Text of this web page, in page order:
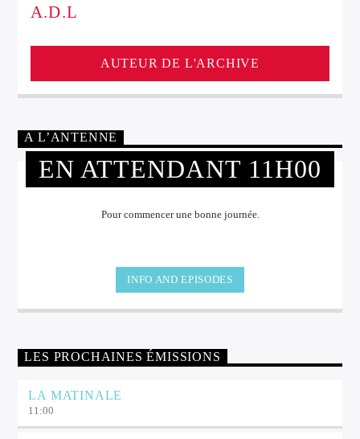
A.D.L
AUTEUR DE L'ARCHIVE
A L’ANTENNE
EN ATTENDANT 11H00
Pour commencer une bonne journée.
INFO AND EPISODES
LES PROCHAINES ÉMISSIONS
LA MATINALE
11:00